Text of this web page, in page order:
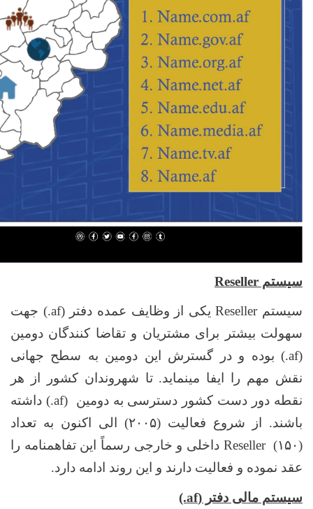
سیستم Reseller
سیستم Resellerیکی از وظایف عمده دفتر(.af) جهت
سهولت بیشتر برای مشتریان و تقاضا کنندگان دومین
(.af) بوده و در گسترش این دومین به سطح جهانی
نقش مهم را ایفا مینماید. تا شهروندان کشور از هر
نقطه دور دست کشور دسترسی به دومین
(.af) داشته
باشند. از شروع فعالیت (۲۰۰۵) الی اکنون به تعداد
(۱۵۰)
Reseller داخلی و خارجی رسماً این تفاهمنامه را
عقد نموده و فعالیت دارند و این روند ادامه دارد.
سیستم مالی دفتر (af.)